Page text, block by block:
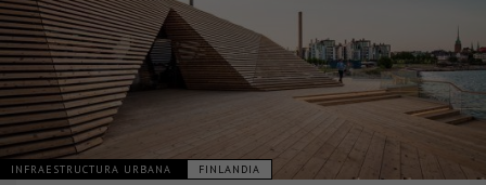
INFRAESTRUCTURA URBANA FINLANDIA